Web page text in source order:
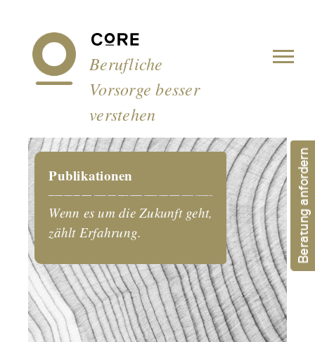
Berufliche
Vorsorge besser
verstehen
Publikationen
Wenn es um die Zukunft geht,
zählt Erfahrung.
Beratung anfordern